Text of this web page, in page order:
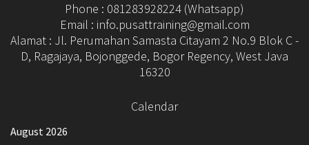
Phone : 081283928224 (Whatsapp)
Email : info.pusattraining@gmail.com
Alamat : Jl. Perumahan Samasta Citayam 2 No.9 Blok C -
D, Ragajaya, Bojonggede, Bogor Regency, West Java
16320
Calendar
August 2026